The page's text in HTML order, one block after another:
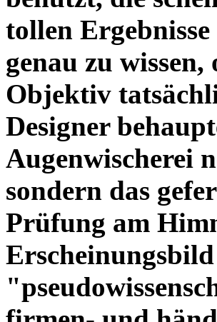
tollen
genau zu
Objektiv
Designer
Augenwischerei
sondern das
Prüfung am